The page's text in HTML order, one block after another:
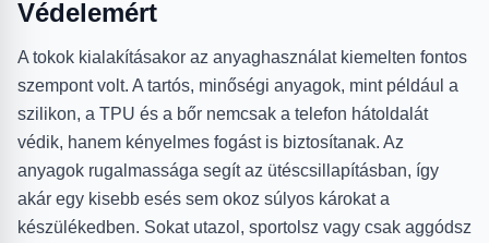
Védelemért
A tokok kialakításakor az anyaghasználat kiemelten fontos
szempont volt. A tartós, minőségi anyagok, mint például a
szilikon, a TPU és a bőr nemcsak a telefon hátoldalát
védik, hanem kényelmes fogást is biztosítanak. Az
anyagok rugalmassága segít az ütéscsillapításban, így
akár egy kisebb esés sem okoz súlyos károkat a
készülékedben. Sokat utazol, sportolsz vagy csak aggódsz